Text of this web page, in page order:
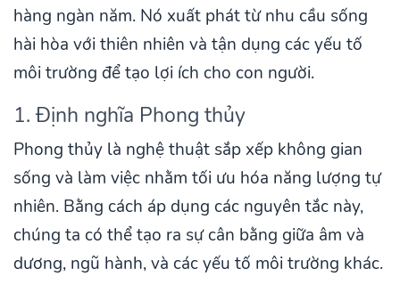
hàng ngàn năm. Nó xuất phát từ nhu cầu sống
hài hòa với thiên nhiên và tận dụng các yếu tố
môi trường để tạo lợi ích cho con người.
1. Định nghĩa Phong thủy
Phong thủy là nghệ thuật sắp xếp không gian
sống và làm việc nhằm tối ưu hóa năng lượng tự
nhiên. Bằng cách áp dụng các nguyên tắc này,
chúng ta có thể tạo ra sự cân bằng giữa âm và
dương, ngũ hành, và các yếu tố môi trường khác.